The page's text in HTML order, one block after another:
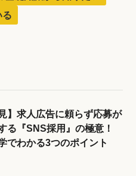
る
見】求人広告に頼らず応募が
る『SNS採用』の極意！
でわかる3つのポイント